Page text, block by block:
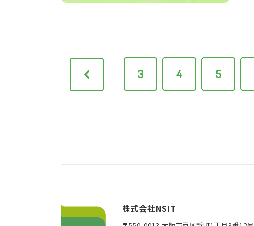
<3 4 5
株式会社NSIT